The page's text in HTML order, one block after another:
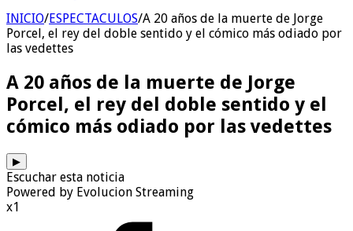
INICIO/ESPECTACULOS/A 20 años de la muerte de Jorge
Porcel, el rey del doble sentido y el cómico más odiado por
las vedettes
A 20 años de la muerte de Jorge
Porcel, el rey del doble sentido y el
cómico más odiado por las vedettes
▶
Escuchar esta noticia
Powered by Evolucion Streaming
x1